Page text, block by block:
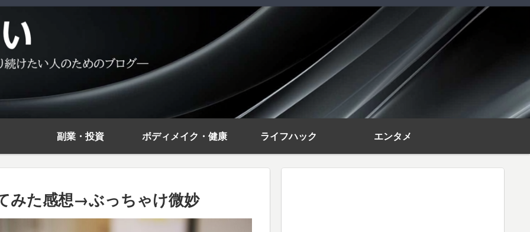
副業・投資 ボディメイク・健康 ライフハック エンタメ
みた感想→ぶっちゃけ微妙